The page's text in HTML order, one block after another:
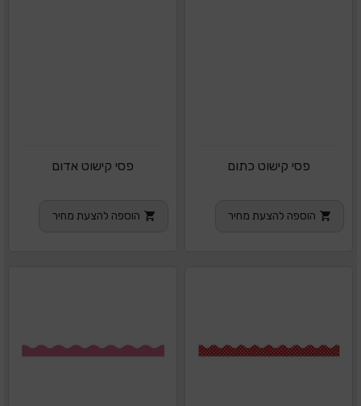
פסי קישוט כתום
הוספה להצעת מחיר
פסי קישוט אדום
הוספה להצעת מחיר